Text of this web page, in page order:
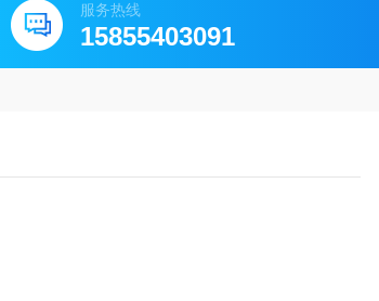
服务热线
15855403091